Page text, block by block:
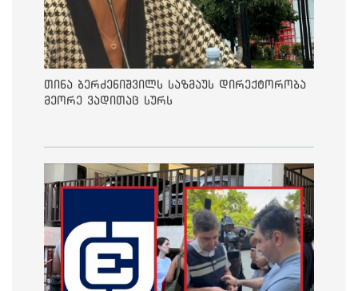
თინა ბერძენიშვილს საზმაუს დირექტორობა
მეორე ვადითაც სურს